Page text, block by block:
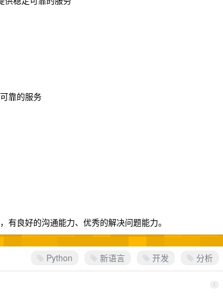
靠的服务
良好的沟通能力、优秀的解决问题能力。
Python 新语言 开发 分析
1